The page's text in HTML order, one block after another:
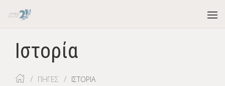
Ιστορία
ΠΗΓΕΣ ΙΣΤΟΡΙΑ